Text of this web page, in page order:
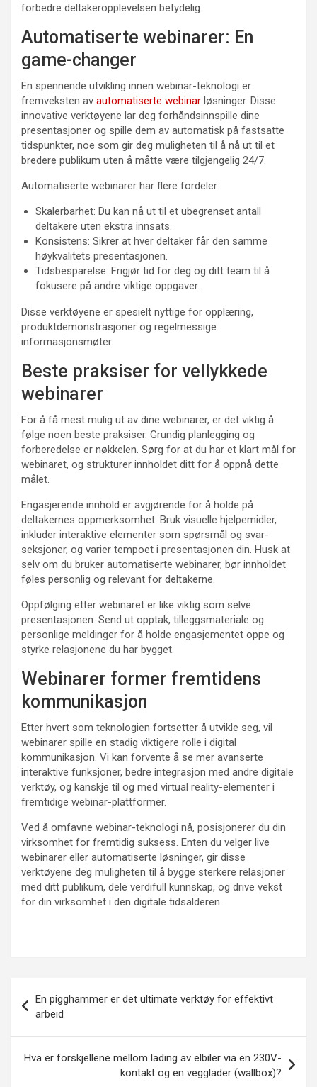
forbedre deltakeropplevelsen betydelig.
Automatiserte webinarer: En
game-changer
En spennende utvikling innen webinar-teknologi er
fremveksten av automatiserte webinar løsninger. Disse
innovative verktøyene lar deg forhåndsinnspille dine
presentasjoner og spille dem av automatisk på fastsatte
tidspunkter, noe som gir deg muligheten til å nå ut til et
bredere publikum uten å måtte være tilgjengelig 24/7.
Automatiserte webinarer har flere fordeler:
Skalerbarhet: Du kan nå ut til et ubegrenset antall
deltakere uten ekstra innsats.
Konsistens: Sikrer at hver deltaker får den samme
høykvalitets presentasjonen.
Tidsbesparelse: Frigjør tid for deg og ditt team til å
fokusere på andre viktige oppgaver.
Disse verktøyene er spesielt nyttige for opplæring,
produktdemonstrasjoner og regelmessige
informasjonsmøter.
Beste praksiser for vellykkede
webinarer
For å få mest mulig ut av dine webinarer, er det viktig å
følge noen beste praksiser. Grundig planlegging og
forberedelse er nøkkelen. Sørg for at du har et klart mål for
webinaret, og strukturer innholdet ditt for å oppnå dette
målet.
Engasjerende innhold er avgjørende for å holde på
deltakernes oppmerksomhet. Bruk visuelle hjelpemidler,
inkluder interaktive elementer som spørsmål og svar-
seksjoner, og varier tempoet i presentasjonen din. Husk at
selv om du bruker automatiserte webinarer, bør innholdet
føles personlig og relevant for deltakerne.
Oppfølging etter webinaret er like viktig som selve
presentasjonen. Send ut opptak, tilleggsmateriale og
personlige meldinger for å holde engasjementet oppe og
styrke relasjonene du har bygget.
Webinarer former fremtidens
kommunikasjon
Etter hvert som teknologien fortsetter å utvikle seg, vil
webinarer spille en stadig viktigere rolle i digital
kommunikasjon. Vi kan forvente å se mer avanserte
interaktive funksjoner, bedre integrasjon med andre digitale
verktøy, og kanskje til og med virtual reality-elementer i
fremtidige webinar-plattformer.
Ved å omfavne webinar-teknologi nå, posisjonerer du din
virksomhet for fremtidig suksess. Enten du velger live
webinarer eller automatiserte løsninger, gir disse
verktøyene deg muligheten til å bygge sterkere relasjoner
med ditt publikum, dele verdifull kunnskap, og drive vekst
for din virksomhet i den digitale tidsalderen.
En pigghammer er det ultimate verktøy for effektivt
arbeid
Hva er forskjellene mellom lading av elbiler via en 230V-
kontakt og en vegglader (wallbox)?